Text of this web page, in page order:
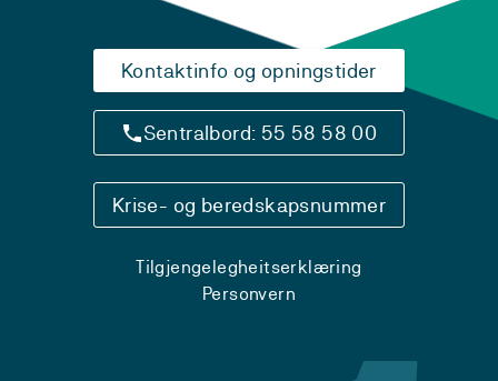
Kontaktinfo og opningstider
Sentralbord: 55 58 58 00
Krise- og beredskapsnummer
Tilgjengelegheitserklæring
Personvern